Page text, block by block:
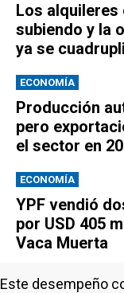
Los alquileres
subiendo y la
ya se
ECONOMÍA
Producción
pero
el sector en
ECONOMÍA
YPF vendió
por USD 405
Vaca Muerta
Este desempeño